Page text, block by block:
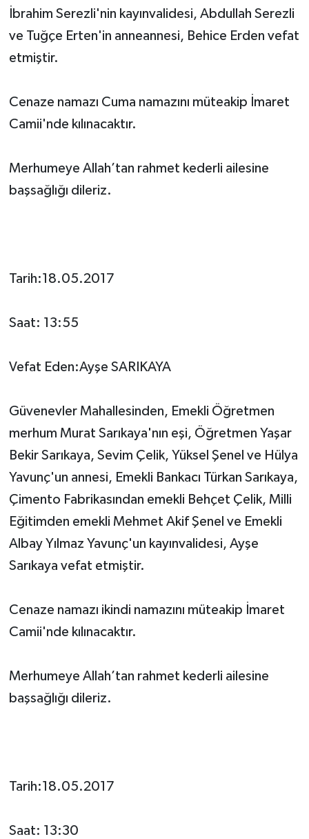
İbrahim Serezli'nin kayınvalidesi, Abdullah Serezli
ve Tuğçe Erten'in anneannesi, Behice Erden vefat
etmiştir.
Cenaze namazı Cuma namazını müteakip İmaret
Camii'nde kılınacaktır.
Merhumeye Allah’tan rahmet kederli ailesine
başsağlığı dileriz.
Tarih:18.05.2017
Saat: 13:55
Vefat Eden:Ayşe SARIKAYA
Güvenevler Mahallesinden, Emekli Öğretmen
merhum Murat Sarıkaya'nın eşi, Öğretmen Yaşar
Bekir Sarıkaya, Sevim Çelik, Yüksel Şenel ve Hülya
Yavunç'un annesi, Emekli Bankacı Türkan Sarıkaya,
Çimento Fabrikasından emekli Behçet Çelik, Milli
Eğitimden emekli Mehmet Akif Şenel ve Emekli
Albay Yılmaz Yavunç'un kayınvalidesi, Ayşe
Sarıkaya vefat etmiştir.
Cenaze namazı ikindi namazını müteakip İmaret
Camii'nde kılınacaktır.
Merhumeye Allah’tan rahmet kederli ailesine
başsağlığı dileriz.
Tarih:18.05.2017
Saat: 13:30